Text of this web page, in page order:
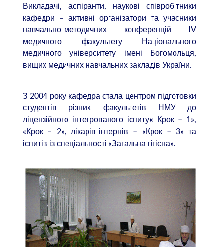
Викладачі, аспіранти, наукові співробітники
кафедри – активні організатори та учасники
навчально-методичних конференцій IV
медичного факультету Національного
медичного університету імені Богомольця,
вищих медичних навчальних закладів України.
З 2004 року кафедра стала центром підготовки
студентів різних факультетів НМУ до
ліцензійного інтегрованого іспиту«
Крок – 1»,
«Крок – 2», лікарів-інтернів – «Крок – 3» та
іспитів із спеціальності «Загальна гігієна».